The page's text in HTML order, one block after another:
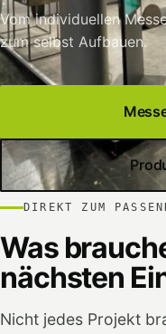
Vom individuellen
zum selbst Aufbauen.
DIREKT ZUM
Was
nächsten
Nicht jedes Projekt